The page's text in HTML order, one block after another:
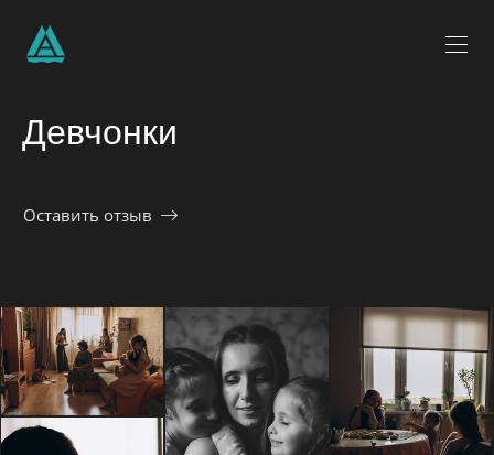
Девчонки
Оставить отзыв